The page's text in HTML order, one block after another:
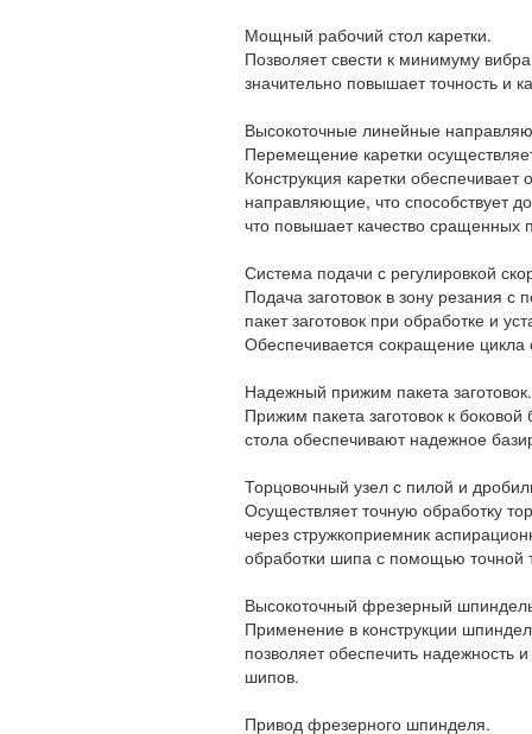
Мощный рабочий стол каретки.
Позволяет свести к минимуму
значительно повышает точность и
Высокоточные линейные
Перемещение каретки
Конструкция каретки
направляющие, что способствует
что повышает качество сращенных
Система подачи с регулировкой
Подача заготовок в зону резания
пакет заготовок при обработке и
Обеспечивается сокращение цикла
Надежный прижим пакета заготовок.
Прижим пакета заготовок к
стола обеспечивают надежное
Торцовочный узел с пилой и
Осуществляет точную обработку
через стружкоприемник
обработки шипа с помощью точной
Высокоточный фрезерный
Применение в конструкции
позволяет обеспечить надежность
шипов.
Привод фрезерного шпинделя.